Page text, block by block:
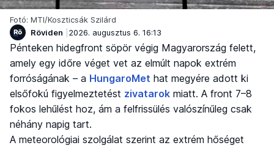
Fotó: MTI/Koszticsák Szilárd
Röviden
2026. augusztus 6. 16:13
Pénteken hidegfront söpör végig Magyarország felett,
amely egy időre véget vet az elmúlt napok extrém
forróságának – a HungaroMet hat megyére adott ki
elsőfokú figyelmeztetést zivatarok miatt. A front 7–8
fokos lehűlést hoz, ám a felfrissülés valószínűleg csak
néhány napig tart.
A meteorológiai szolgálat szerint az extrém hőséget